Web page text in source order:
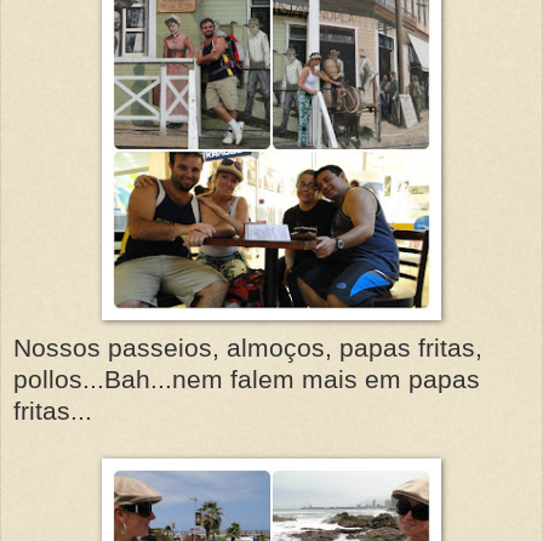
Nossos passeios, almoços, papas fritas,
pollos...Bah...nem falem mais em papas
fritas...